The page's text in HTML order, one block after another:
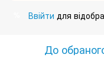
Ввійти для
До